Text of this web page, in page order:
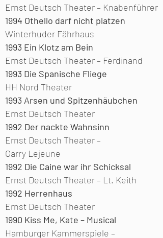
Ernst Deutsch Theater – Knabenführer
1994 Othello darf nicht platzen
Winterhuder Fährhaus
1993 Ein Klotz am Bein
Ernst Deutsch Theater – Ferdinand
1993 Die Spanische Fliege
HH Nord Theater
1993 Arsen und Spitzenhäubchen
Ernst Deutsch Theater
1992 Der nackte Wahnsinn
Ernst Deutsch Theater –
Garry Lejeune
1992 Die Caine war ihr Schicksal
Ernst Deutsch Theater – Lt. Keith
1992 Herrenhaus
Ernst Deutsch Theater
1990 Kiss Me, Kate – Musical
Hamburger Kammerspiele –